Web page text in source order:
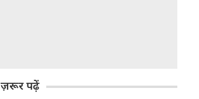
ज़रूर पढ़ें